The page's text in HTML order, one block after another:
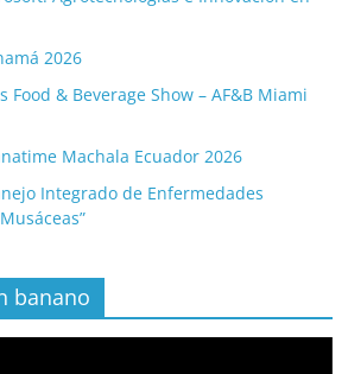
2026
Food & Beverage Show – AF&B Miami
Machala Ecuador 2026
Integrado de Enfermedades
banano